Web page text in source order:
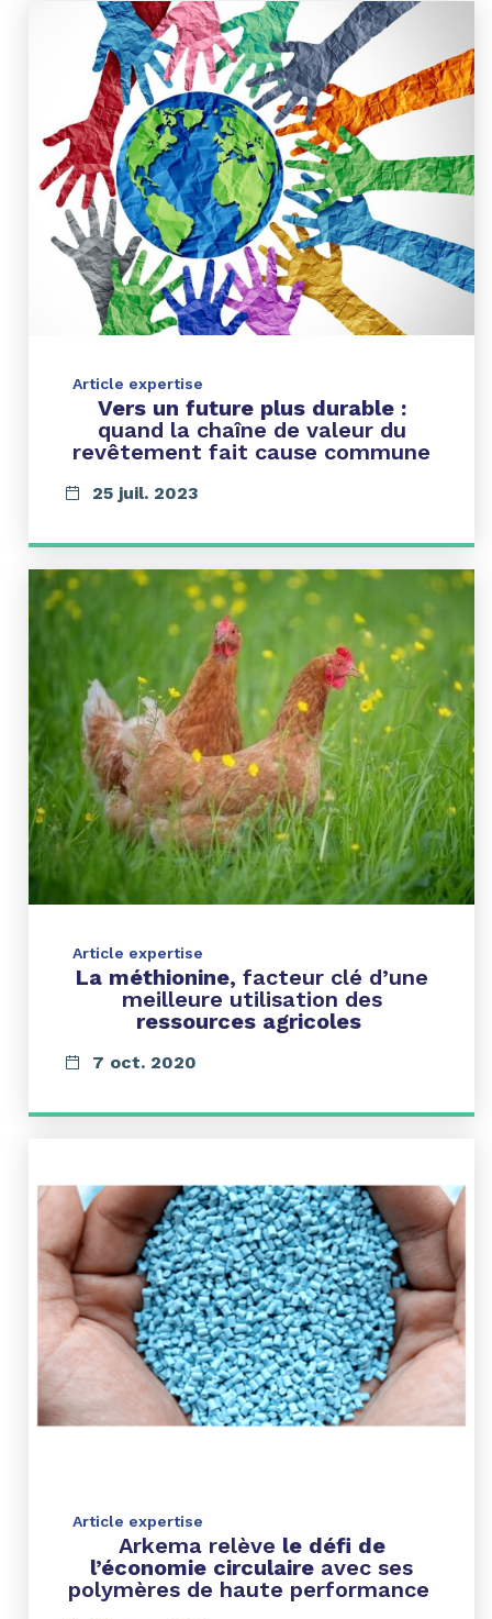
Article expertise
Vers un future plus durable :
quand la chaîne de valeur du
revêtement fait cause commune
25 juil. 2023
Article expertise
La méthionine, facteur clé d’une
meilleure utilisation des
ressources agricoles
7 oct. 2020
Article expertise
Arkema relève le défi de
l’économie circulaire avec ses
polymères de haute performance